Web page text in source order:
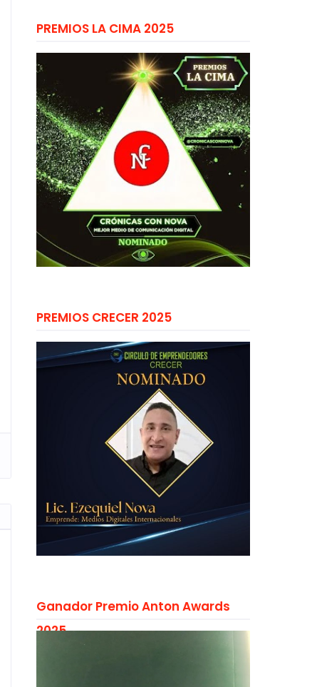
PREMIOS LA CIMA 2025
PREMIOS CRECER 2025
Ganador Premio Anton Awards
2025